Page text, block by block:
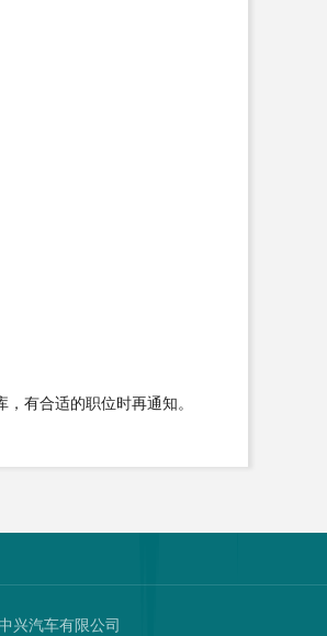
有合适的职位时再通知。
兴汽车有限公司